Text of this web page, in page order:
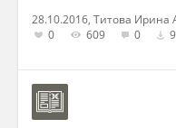
28.10.2016, Титова Ирина
0
609 0 9